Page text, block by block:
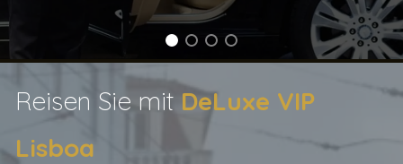
Reisen Sie mit DeLuxe VIP
Lisboa